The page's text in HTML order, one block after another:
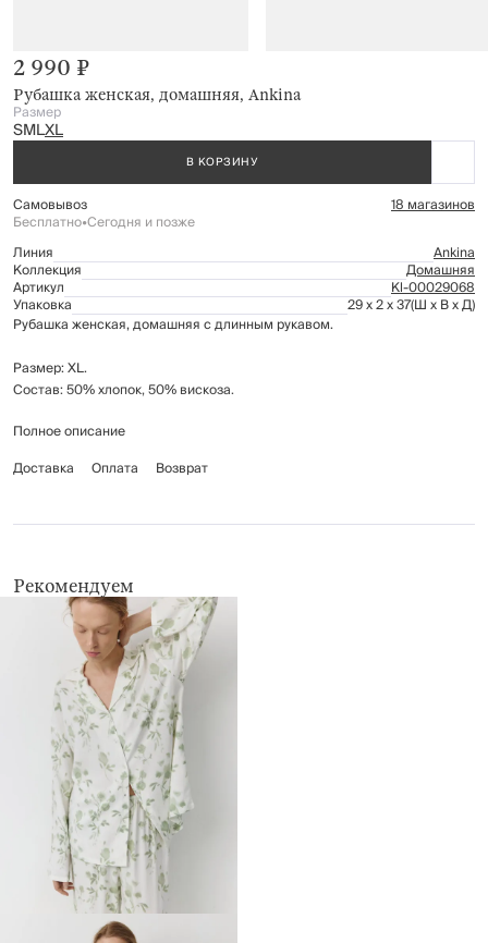
Рубашка женская, домашняя, Ankina
2 990 ₽
Размер
SMLXL
В КОРЗИНУ
Самовывоз 18 магазинов
Бесплатно•Сегодня и позже
Линия
Ankina
Коллекция Домашняя
Артикул Kl-00029068
Упаковка 29 x 2 x 37(Ш x В x Д)
Рубашка женская, домашняя с длинным рукавом.
Размер: XL.
Состав: 50% хлопок, 50% вискоза.
Рекомендации по уходу: деликатная стирка при температуре до 30°C;
химчистка запрещена; не применять барабанную сушку.
Полное описание
Доставка
Оплата Возврат
Рекомендуем